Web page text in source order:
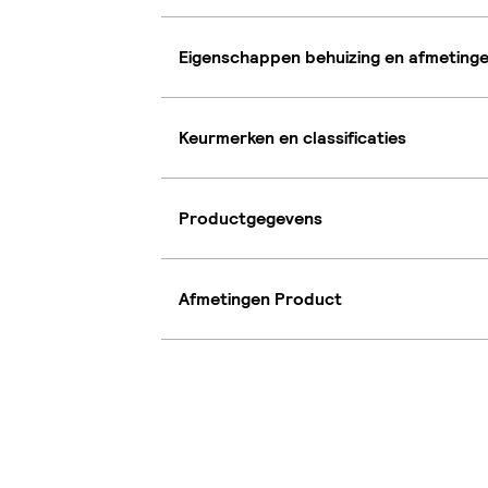
Eigenschappen behuizing en
Keurmerken en classificaties
Productgegevens
Afmetingen Product